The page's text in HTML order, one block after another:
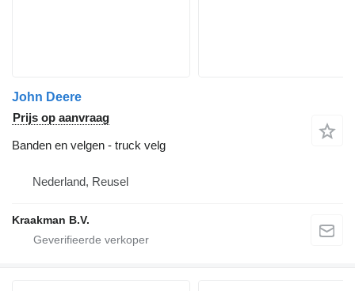
John Deere
Prijs op aanvraag
Banden en velgen - truck velg
Nederland, Reusel
Kraakman B.V.